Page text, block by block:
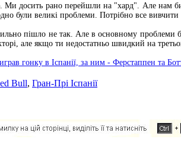
досить рано перейшли на "хард". Але нам
були великі проблеми. Потрібно все
пішло не так. Але в основному проблеми
але якщо ти недостатньо швидкий на
гонку в Іспанії, за ним - Ферстаппен та
Bull, Гран-Прі Іспанії